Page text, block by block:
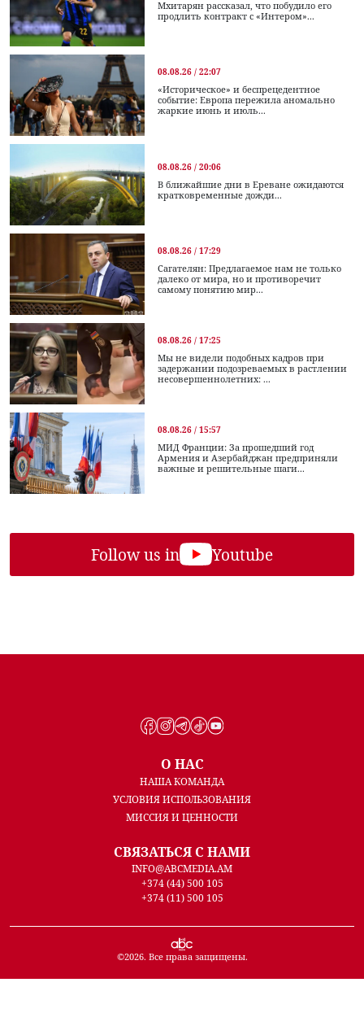
Мхитарян рассказал, что побудило его
продлить контракт с «Интером»...
08.08.26 / 22:07
«Историческое» и беспрецедентное
событие: Европа пережила аномально
жаркие июнь и июль...
08.08.26 / 20:06
В ближайшие дни в Ереване ожидаются
кратковременные дожди...
08.08.26 / 17:29
Сагателян: Предлагаемое нам не только
далеко от мира, но и противоречит
самому понятию мир...
08.08.26 / 17:25
Мы не видели подобных кадров при
задержании подозреваемых в растлении
несовершеннолетних: ...
08.08.26 / 15:57
МИД Франции: За прошедший год
Армения и Азербайджан предприняли
важные и решительные шаги...
Follow us in Youtube
О НАС
НАША КОМАНДА
УСЛОВИЯ ИСПОЛЬЗОВАНИЯ
МИССИЯ И ЦЕННОСТИ
СВЯЗАТЬСЯ С НАМИ
INFO@ABCMEDIA.AM
+374 (44) 500 105
+374 (11) 500 105
©2026. Все права защищены.